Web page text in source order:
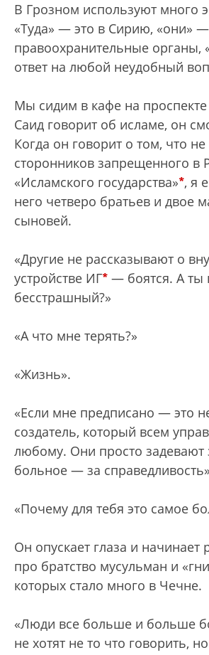
В Грозном используют много
«Туда» — это в Сирию, «они» —
правоохранительные
ответ на любой неудобный
Мы сидим в кафе на проспекте
Саид говорит об исламе, он
Когда он говорит о том, что не
сторонников запрещенного в
«Исламского государства»*, я
него четверо братьев и двое
сыновей.
«Другие не рассказывают о
устройстве ИГ* — боятся. А ты
бесстрашный?»
«А что мне терять?»
«Жизнь».
«Если мне предписано — это
создатель, который всем
любому. Они просто задевают
больное — за
«Почему для тебя это самое
Он опускает глаза и начинает
про братство мусульман и
которых стало много в Чечне.
«Люди все больше и больше
не хотят не то что говорить,